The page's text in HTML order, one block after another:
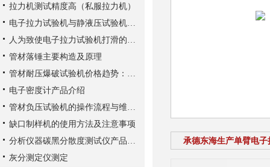
承德东海生产单臂电
拉力机测试精度高（私服拉力机）
电子拉力试验机与静液压试验机，两者有何区别？
人为致使电子拉力试验机打滑的三个原因解析
管材落锤主要构造及原理
管材耐压爆破试验机价格趋势：未来市场发展及投资建议
电子密度计产品介绍
管材负压试验机的操作流程与维护建议
缺口制样机的使用方法及注意事项
分析仪器碳黑分散度测试仪产品简介
灰分测定仪测定